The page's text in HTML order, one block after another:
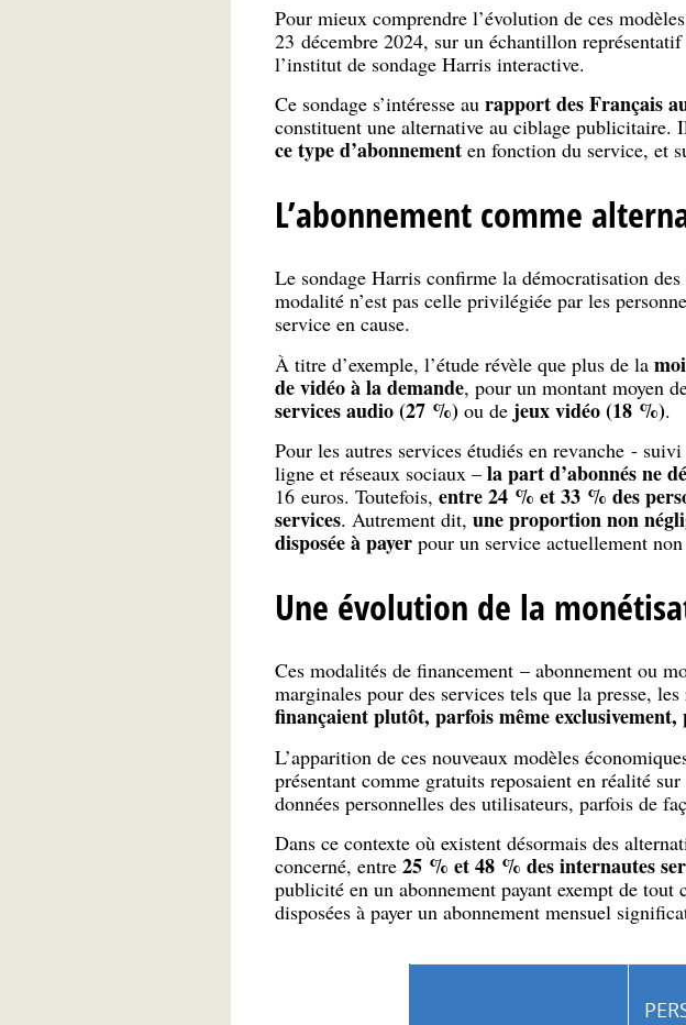
Pour mieux comprendre l’évolution de ces
23 décembre 2024, sur un échantillon
l’institut de sondage Harris interactive.
Ce sondage s’intéresse au rapport des Français
constituent une alternative au ciblage publicitaire.
ce type d’abonnementen fonction du service, et
L’abonnement comme
Le sondage Harris confirme la démocratisation
modalité n’est pas celle privilégiée par les
service en cause.
À titre d’exemple, l’étude révèle que plus de la
de vidéo à la demande, pour un montant moyen
services audio (27 %)ou de jeux vidéo (18 %).
Pour les autres services étudiés en revanche -
ligne et réseaux sociaux – la part d’abonnés ne
16 euros. Toutefois, entre 24 % et 33 % des
services. Autrement dit, une proportion non
disposée à payer pour un service actuellement non
Une évolution de la
Ces modalités de financement – abonnement ou
marginales pour des services tels que la presse,
finançaient plutôt, parfois même exclusivement,
L’apparition de ces nouveaux modèles
présentant comme gratuits reposaient en réalité
données personnelles des utilisateurs, parfois de
Dans ce contexte où existent désormais des
concerné, entre 25 % et 48 % des internautes
publicité en un abonnement payant exempt de
disposées à payer un abonnement mensuel